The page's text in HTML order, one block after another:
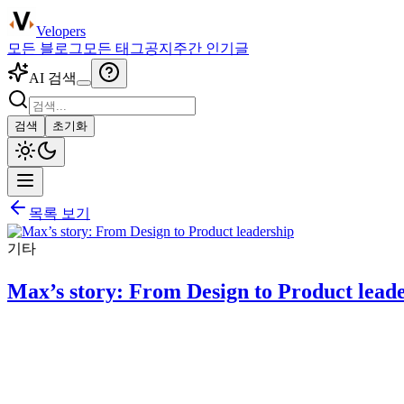
Velopers
모든 블로그 모든 태그공지 주간 인기글
AI 검색
검색 초기화
목록 보기
기타
Max’s story: From Design to Product